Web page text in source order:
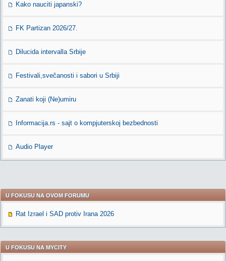
Kako nauciti japanski?
FK Partizan 2026/27.
Dilucida intervalla Srbije
Festivali,svečanosti i sabori u Srbiji
Zanati koji (Ne)umiru
Informacija.rs - sajt o kompjuterskoj bezbednosti
Audio Player
U FOKUSU NA OVOM FORUMU
Rat Izrael i SAD protiv Irana 2026
U FOKUSU NA MYCITY